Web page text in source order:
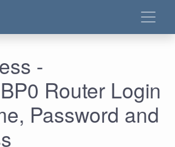
-
Router Login
Password and